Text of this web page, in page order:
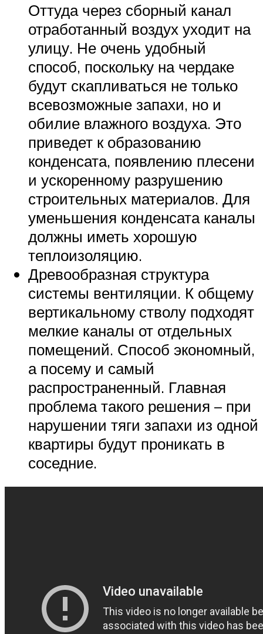
Оттуда через сборный канал
отработанный воздух уходит на
улицу. Не очень удобный
способ, поскольку на чердаке
будут скапливаться не только
всевозможные запахи, но и
обилие влажного воздуха. Это
приведет к образованию
конденсата, появлению плесени
и ускоренному разрушению
строительных материалов. Для
уменьшения конденсата каналы
должны иметь хорошую
теплоизоляцию.
Древообразная структура
системы вентиляции. К общему
вертикальному стволу подходят
мелкие каналы от отдельных
помещений. Способ экономный,
а посему и самый
распространенный. Главная
проблема такого решения – при
нарушении тяги запахи из одной
квартиры будут проникать в
соседние.